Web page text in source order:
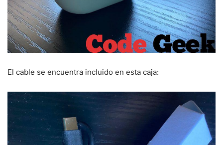
El cable se encuentra incluido en esta caja: